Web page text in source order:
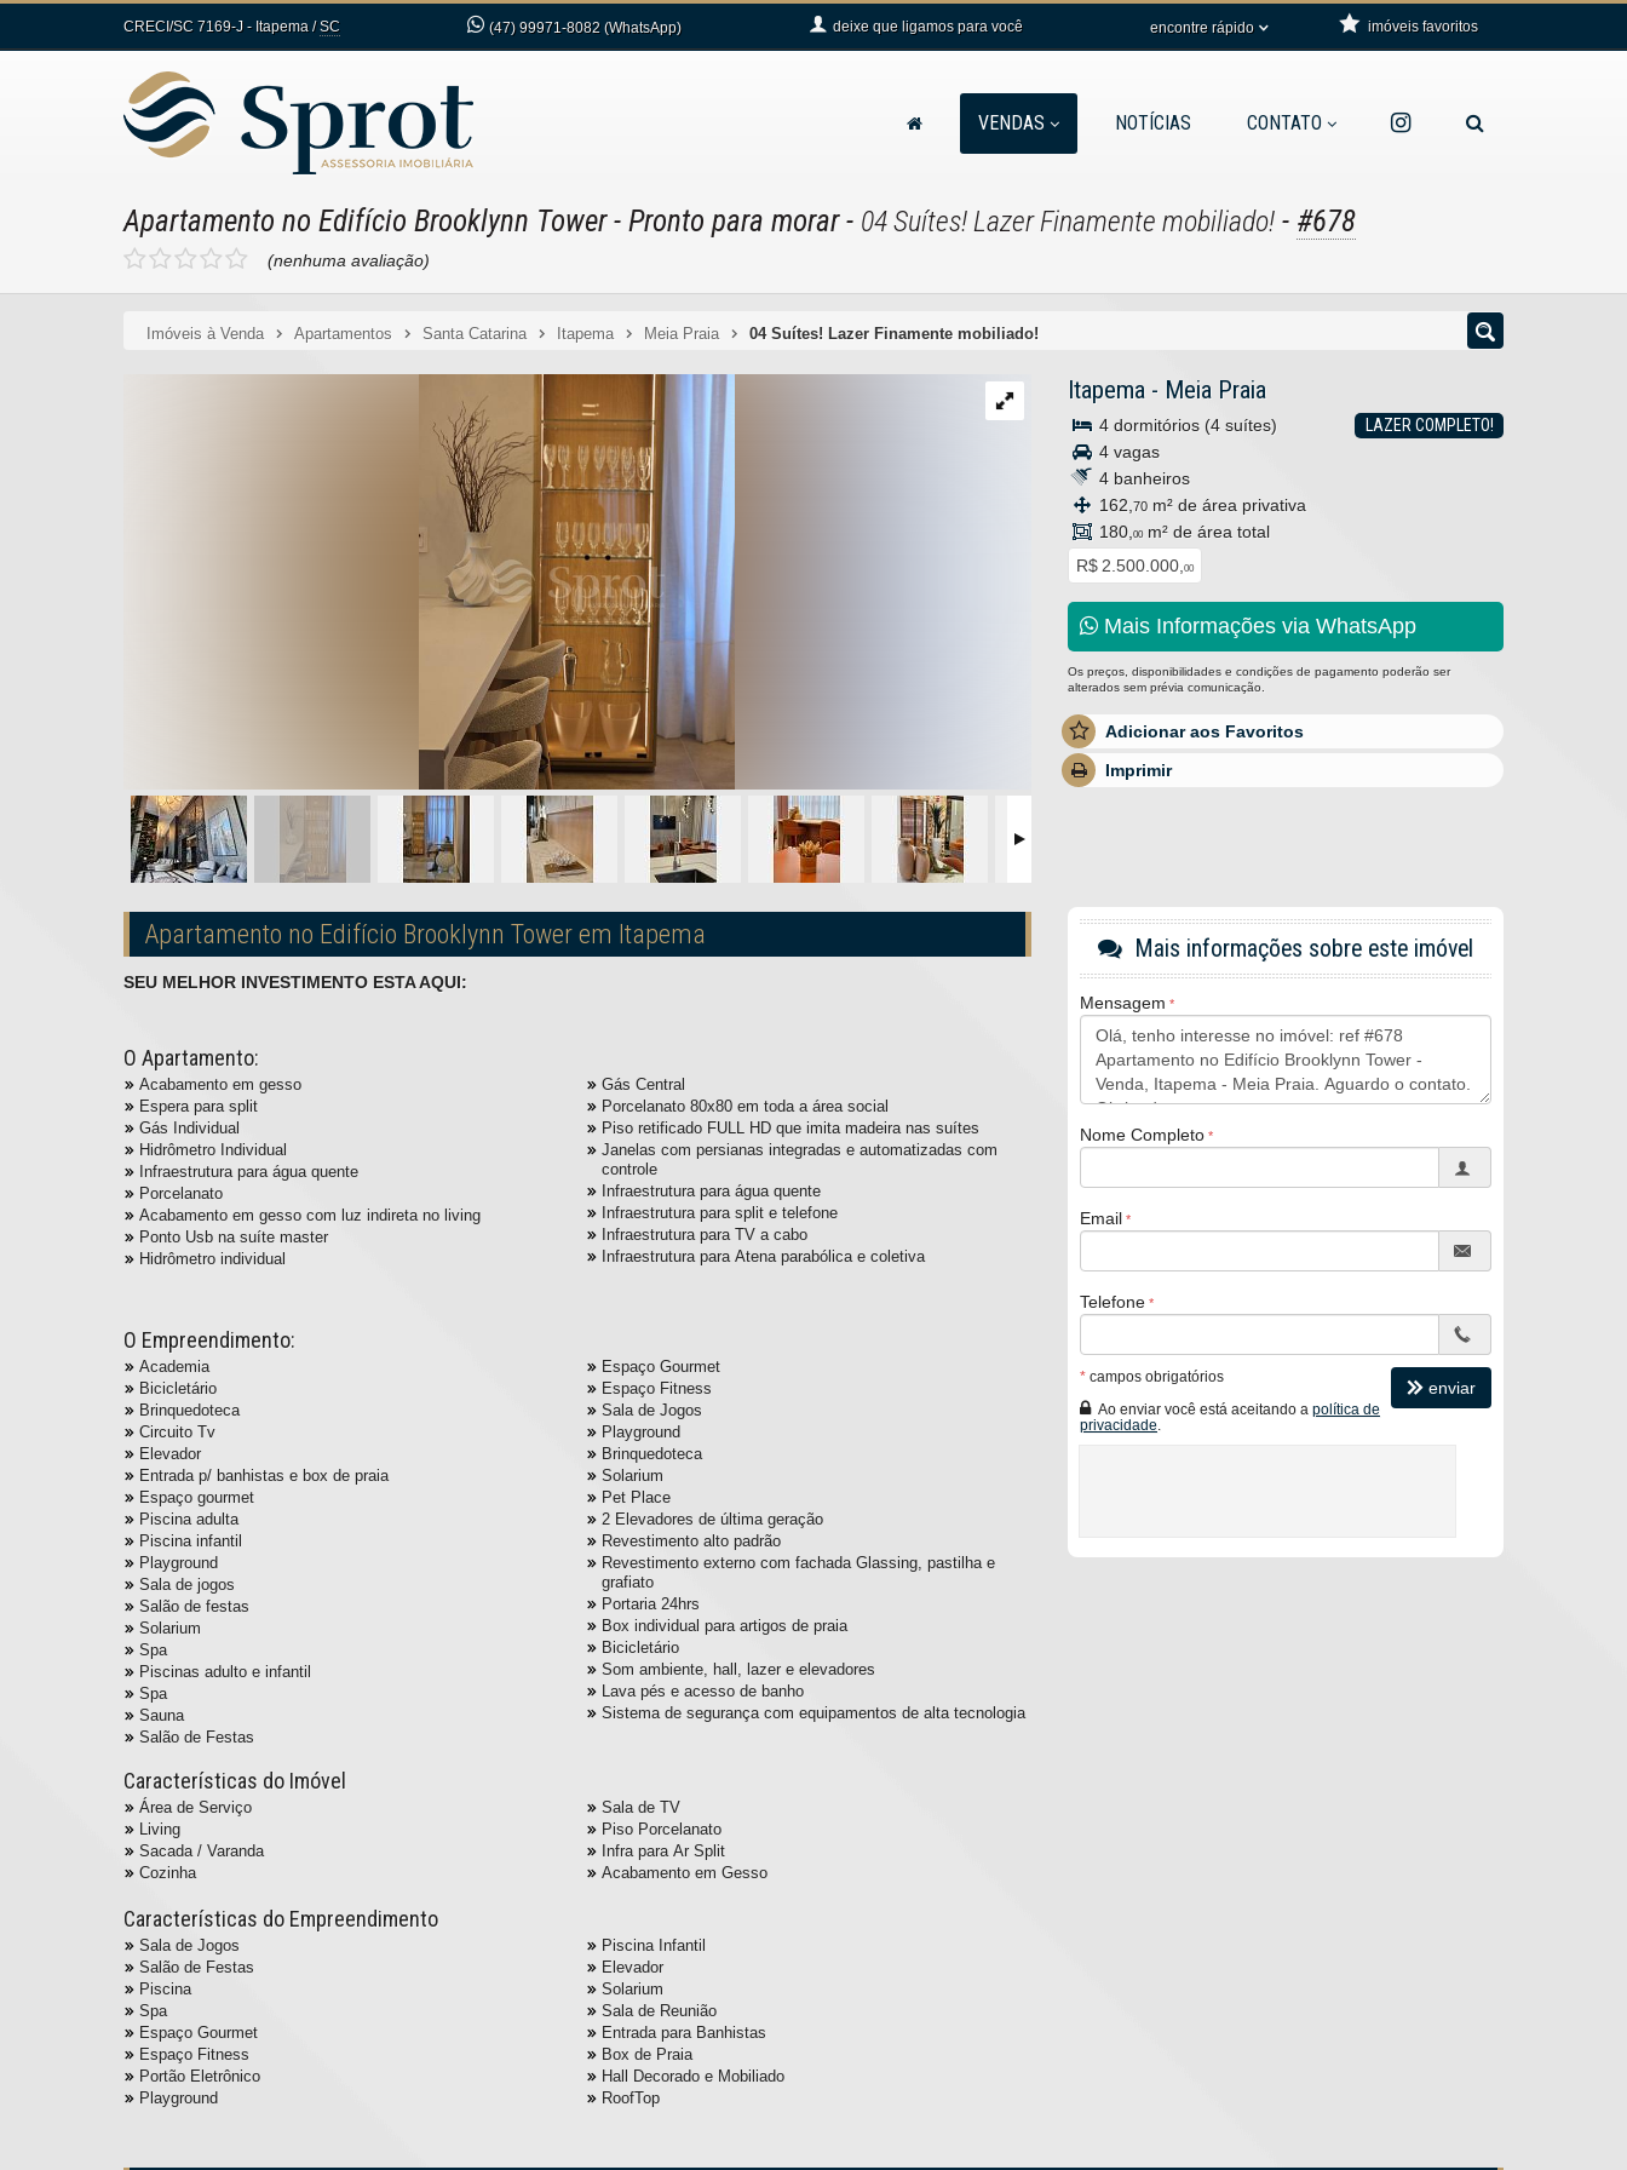
CRECI/SC 7169-J - Itapema /SC (47) 99971-8082 (WhatsApp) deixe que ligamos para você encontre rápido imóveis favoritos
VENDAS NOTÍCIAS CONTATO
Apartamento no Edifício Brooklynn Tower- Pronto para morar- 04 Suítes! Lazer Finamente mobiliado! - #678
(nenhuma avaliação)
Imóveis à Venda Apartamentos Santa Catarina Itapema Meia Praia 04 Suítes! Lazer Finamente mobiliado!
Itapema - Meia Praia
LAZER COMPLETO!
4 dormitórios (4 suítes)
4 vagas
4 banheiros
162, 70 m² de área privativa
180, 00 m² de área total
R$ 2.500.000, 00
Mais Informações via WhatsApp
Os preços, disponibilidades e condições de pagamento poderão ser
alterados sem prévia comunicação.
Adicionar aos Favoritos
Imprimir
Apartamento no Edifício Brooklynn Tower em Itapema
SEU MELHOR INVESTIMENTO ESTA AQUI:
O Apartamento:
Acabamento em gesso
Espera para split
Gás Individual
Hidrômetro Individual
Infraestrutura para água quente
Porcelanato
Acabamento em gesso com luz indireta no living
Ponto Usb na suíte master
Hidrômetro individual
Gás Central
Porcelanato 80x80 em toda a área social
Piso retificado FULL HD que imita madeira nas suítes
Janelas com persianas integradas e automatizadas com
controle
Infraestrutura para água quente
Infraestrutura para split e telefone
Infraestrutura para TV a cabo
Infraestrutura para Atena parabólica e coletiva
O Empreendimento:
Academia
Bicicletário
Brinquedoteca
Circuito Tv
Elevador
Entrada p/ banhistas e box de praia
Espaço gourmet
Piscina adulta
Piscina infantil
Playground
Sala de jogos
Salão de festas
Solarium
Spa
Piscinas adulto e infantil
Spa
Sauna
Salão de Festas
Espaço Gourmet
Espaço Fitness
Sala de Jogos
Playground
Brinquedoteca
Solarium
Pet Place
2 Elevadores de última geração
Revestimento alto padrão
Revestimento externo com fachada Glassing, pastilha e
grafiato
Portaria 24hrs
Box individual para artigos de praia
Bicicletário
Som ambiente, hall, lazer e elevadores
Lava pés e acesso de banho
Sistema de segurança com equipamentos de alta tecnologia
Características do Imóvel
Área de Serviço
Living
Sacada / Varanda
Cozinha
Sala de TV
Piso Porcelanato
Infra para Ar Split
Acabamento em Gesso
Características do Empreendimento
Sala de Jogos
Salão de Festas
Piscina
Spa
Espaço Gourmet
Espaço Fitness
Portão Eletrônico
Playground
Piscina Infantil
Elevador
Solarium
Sala de Reunião
Entrada para Banhistas
Box de Praia
Hall Decorado e Mobiliado
RoofTop
Mais informações sobre este imóvel
Mensagem
Nome Completo
Email
Telefone
* campos obrigatórios
Ao enviar você está aceitando a política de
privacidade
enviar